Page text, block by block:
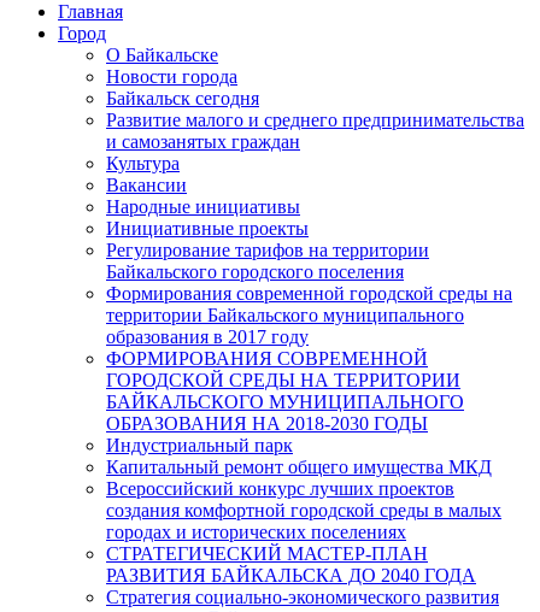
Главная
Город
О Байкальске
Новости города
Байкальск сегодня
Развитие малого и среднего предпринимательства
и самозанятых граждан
Культура
Вакансии
Народные инициативы
Инициативные проекты
Регулирование тарифов на территории
Байкальского городского поселения
Формирования современной городской среды на
территории Байкальского муниципального
образования в 2017 году
ФОРМИРОВАНИЯ СОВРЕМЕННОЙ
ГОРОДСКОЙ СРЕДЫ НА ТЕРРИТОРИИ
БАЙКАЛЬСКОГО МУНИЦИПАЛЬНОГО
ОБРАЗОВАНИЯ НА 2018-2030 ГОДЫ
Индустриальный парк
Капитальный ремонт общего имущества МКД
Всероссийский конкурс лучших проектов
создания комфортной городской среды в малых
городах и исторических поселениях
СТРАТЕГИЧЕСКИЙ МАСТЕР-ПЛАН
РАЗВИТИЯ БАЙКАЛЬСКА ДО 2040 ГОДА
Стратегия социально-экономического развития